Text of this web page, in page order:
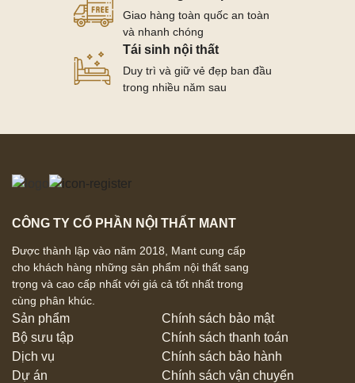
Giao hàng toàn quốc an toàn
và nhanh chóng
Tái sinh nội thất
Duy trì và giữ vẻ đẹp ban đầu
trong nhiều năm sau
CÔNG TY CỔ PHẦN NỘI THẤT MANT
Được thành lập vào năm 2018, Mant cung cấp
cho khách hàng những sản phẩm nội thất sang
trọng và cao cấp nhất với giá cả tốt nhất trong
cùng phân khúc.
Sản phẩm
Bộ sưu tập
Dịch vụ
Dự án
Chính sách bảo mật
Chính sách thanh toán
Chính sách bảo hành
Chính sách vận chuyển